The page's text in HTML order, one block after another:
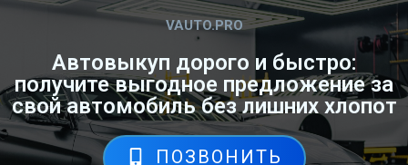
VAUTO.PRO
Автовыкуп дорого и быстро:
получите выгодное предложение за
свой автомобиль без лишних хлопот
ПОЗВОНИТЬ